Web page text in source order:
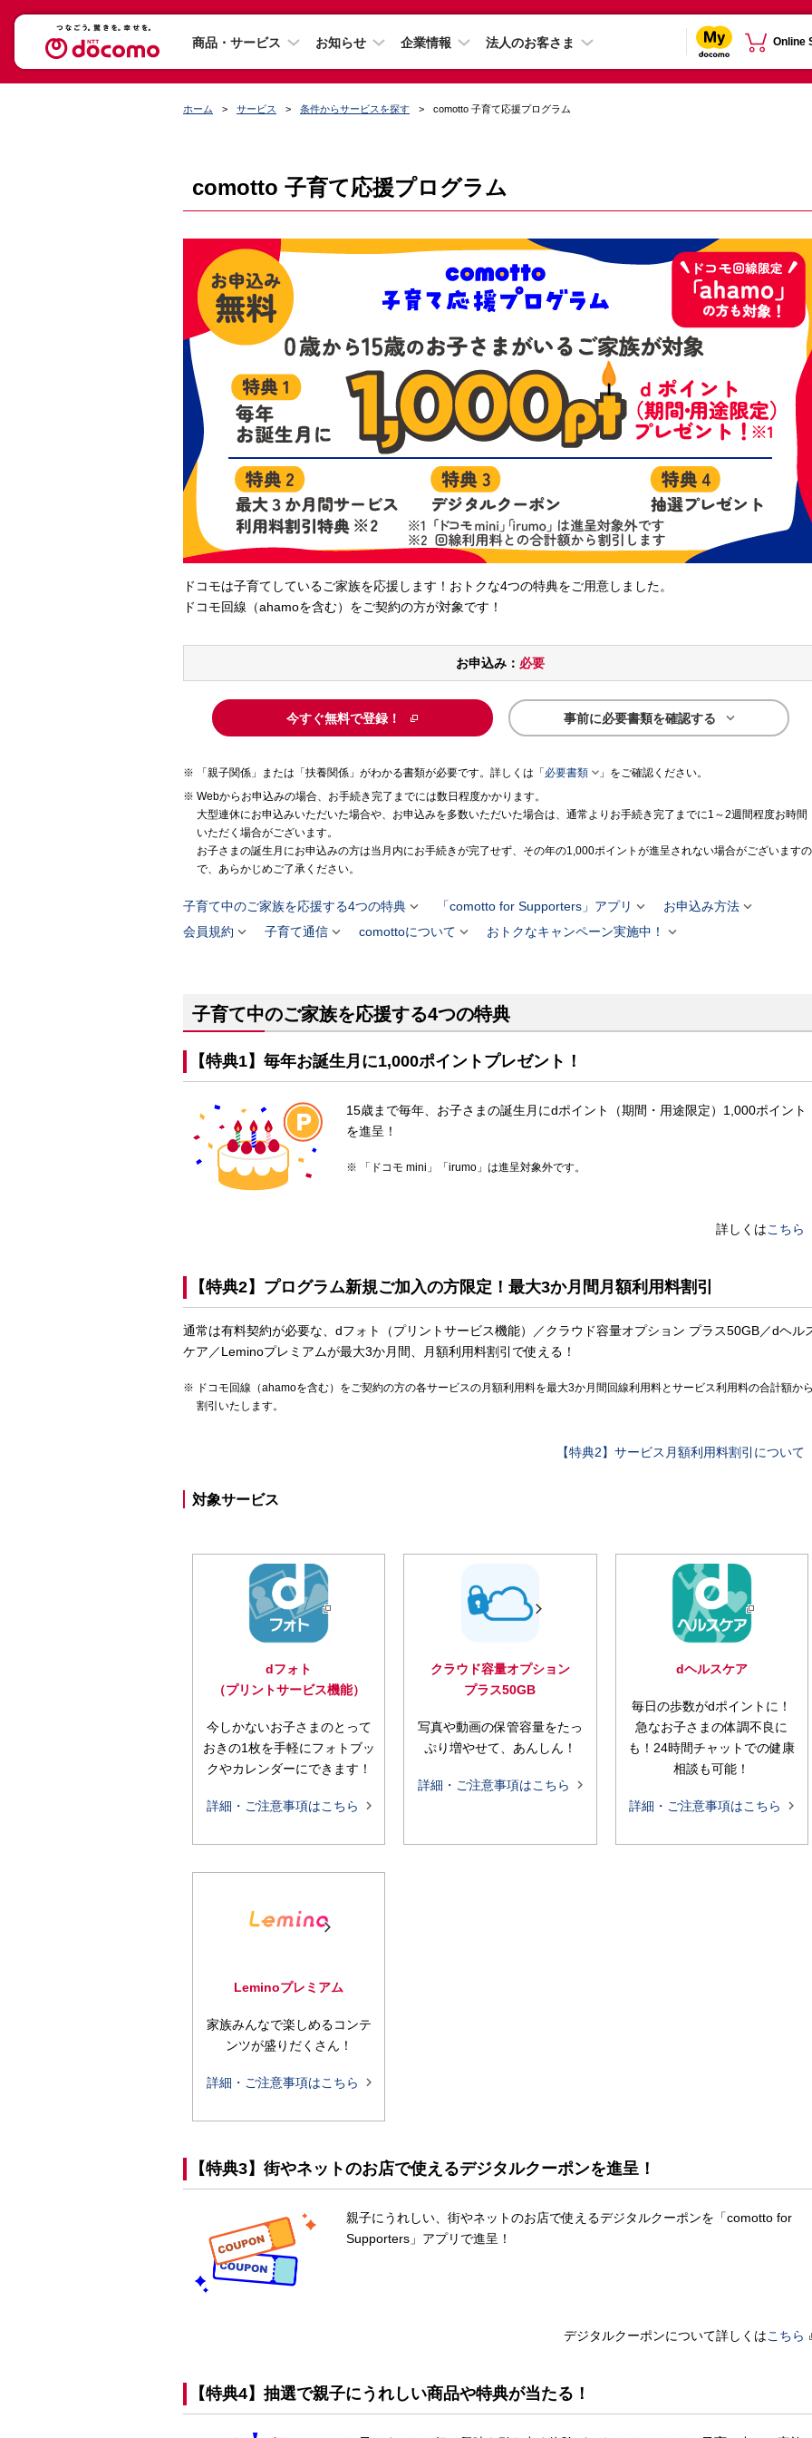
商品・サービス お知らせ 企業情報 法人のお客さま Online
ホーム サービス 条件からサービスを探す comotto 子育て応援プログラム
comotto 子育て応援プログラム
ドコモは子育てしているご家族を応援します！おトクな4つの特典をご用意しました。
ドコモ回線（ahamoを含む）をご契約の方が対象です！
お申込み： 必要
今すぐ無料で登録！ 事前に必要書類を確認する 
「親子関係」または「扶養関係」がわかる書類が必要です。詳しくは「 必要書類 」をご確認ください。
Webからお申込みの場合、お手続き完了までには数日程度かかります。
大型連休にお申込みいただいた場合や、お申込みを多数いただいた場合は、通常よりお手続き完了までに1～2週間程度お時間
いただく場合がございます。
お子さまの誕生月にお申込みの方は当月内にお手続きが完了せず、その年の1,000ポイントが進呈されない場合がございますの
で、あらかじめご了承ください。
子育て中のご家族を応援する4つの特典 「comotto for Supporters」アプリ  お申込み方法
会員規約  子育て通信 comottoについて  おトクなキャンペーン実施中！ 
子育て中のご家族を応援する4つの特典
【特典1】毎年お誕生月に1,000ポイントプレゼント！
15歳まで毎年、お子さまの誕生月にdポイント（期間・用途限定）1,000ポイント
を進呈！
「ドコモ mini」「irumo」は進呈対象外です。
詳しくはこちら
【特典2】プログラム新規ご加入の方限定！最大3か月間月額利用料割引
通常は有料契約が必要な、dフォト（プリントサービス機能）／クラウド容量オプション プラス50GB／dヘル
ケア／Leminoプレミアムが最大3か月間、月額利用料割引で使える！
ドコモ回線（ahamoを含む）をご契約の方の各サービスの月額利用料を最大3か月間回線利用料とサービス利用料の合計額から
割引いたします。
【特典2】サービス月額利用料割引について
対象サービス
dフォト
（プリントサービス機能）
今しかないお子さまのとって
おきの1枚を手軽にフォトブッ
クやカレンダーにできます！
詳細・ご注意事項はこちら 
クラウド容量オプション
プラス50GB
写真や動画の保管容量をたっ
ぷり増やせて、あんしん！
詳細・ご注意事項はこちら 
dヘルスケア
毎日の歩数がdポイントに！
急なお子さまの体調不良に
も！24時間チャットでの健康
相談も可能！
詳細・ご注意事項はこちら 
Leminoプレミアム
家族みんなで楽しめるコンテ
ンツが盛りだくさん！
詳細・ご注意事項はこちら 
【特典3】街やネットのお店で使えるデジタルクーポンを進呈！
親子にうれしい、街やネットのお店で使えるデジタルクーポンを「comotto for
Supporters」アプリで進呈！
デジタルクーポンについて詳しくはこちら
【特典4】抽選で親子にうれしい商品や特典が当たる！